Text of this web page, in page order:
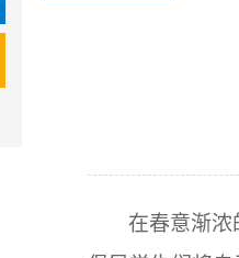
在春意渐浓